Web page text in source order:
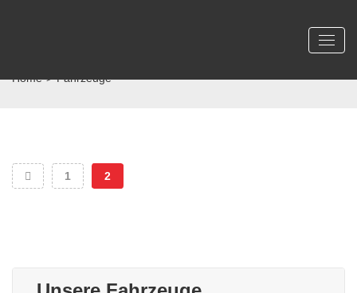
Home > Fahrzeuge
1 2